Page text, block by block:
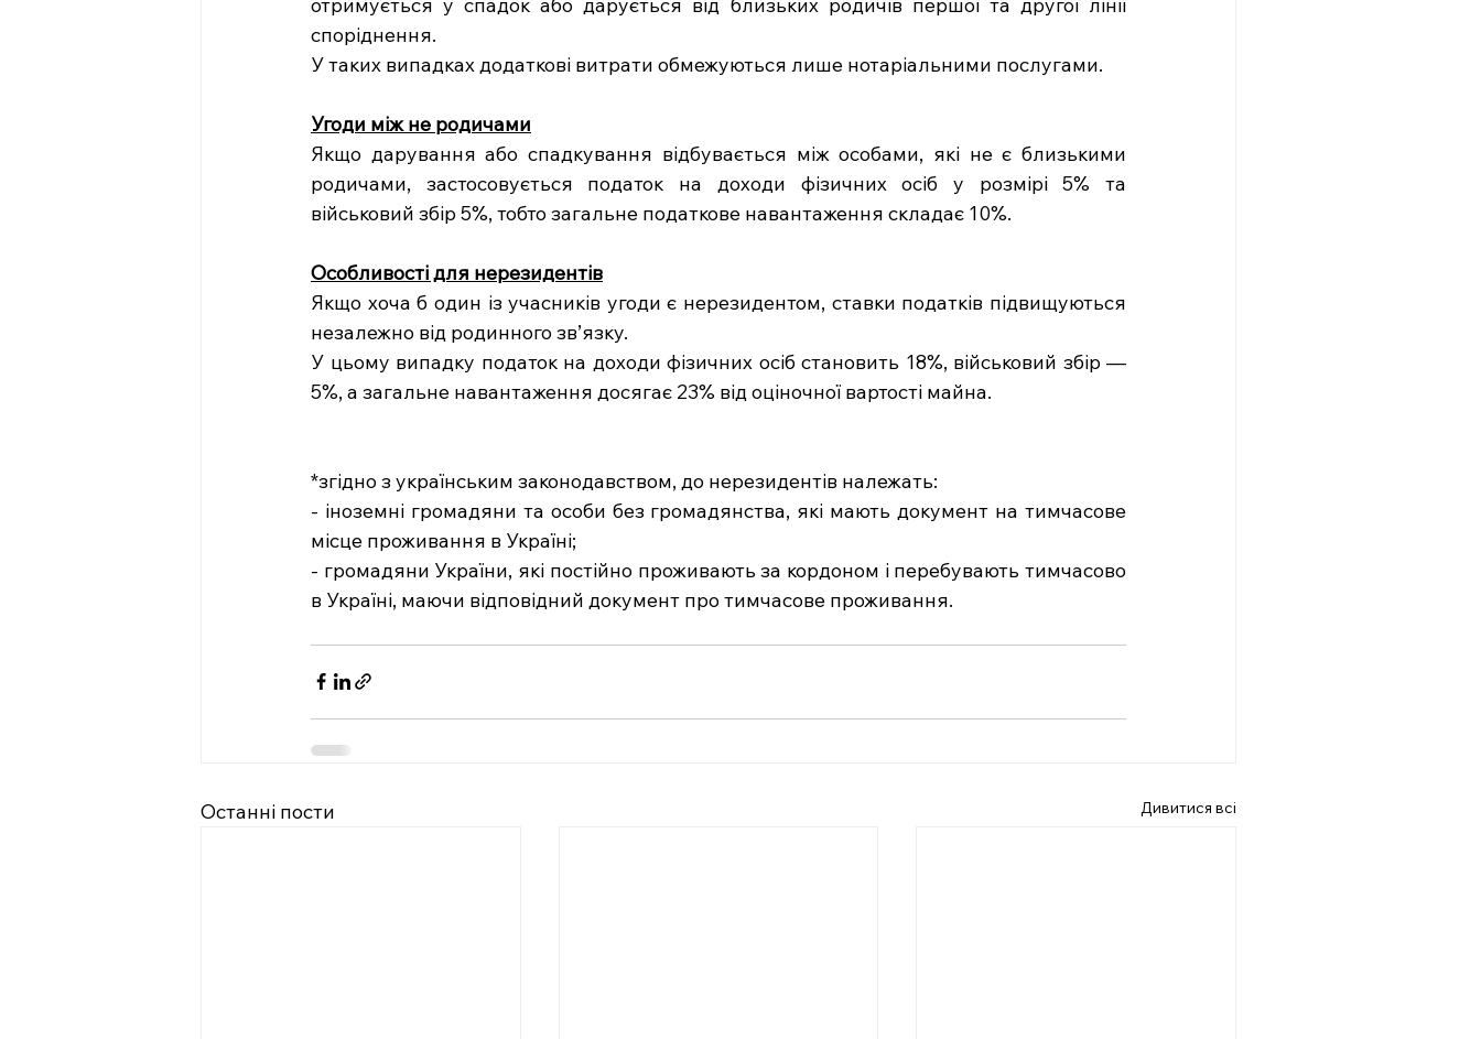
споріднення.
У таких випадках додаткові витрати обмежуються лише нотаріальними послугами.
Угоди між не родичами
Якщо дарування або спадкування відбувається між особами, які не є близькими
родичами, застосовується податок на доходи фізичних осіб у розмірі 5% та
військовий збір 5%, тобто загальне податкове навантаження складає 10%.
Особливості для нерезидентів
Якщо хоча б один із учасників угоди є нерезидентом, ставки податків підвищуються
незалежно від родинного зв’язку.
У цьому випадку податок на доходи фізичних осіб становить 18%, військовий збір —
5%, а загальне навантаження досягає 23% від оціночної вартості майна.
*згідно з українським законодавством, до нерезидентів належать:
- іноземні громадяни та особи без громадянства, які мають документ на тимчасове
місце проживання в Україні;
- громадяни України, які постійно проживають за кордоном і перебувають тимчасово
в Україні, маючи відповідний документ про тимчасове проживання.
Останні пости Дивитися всі